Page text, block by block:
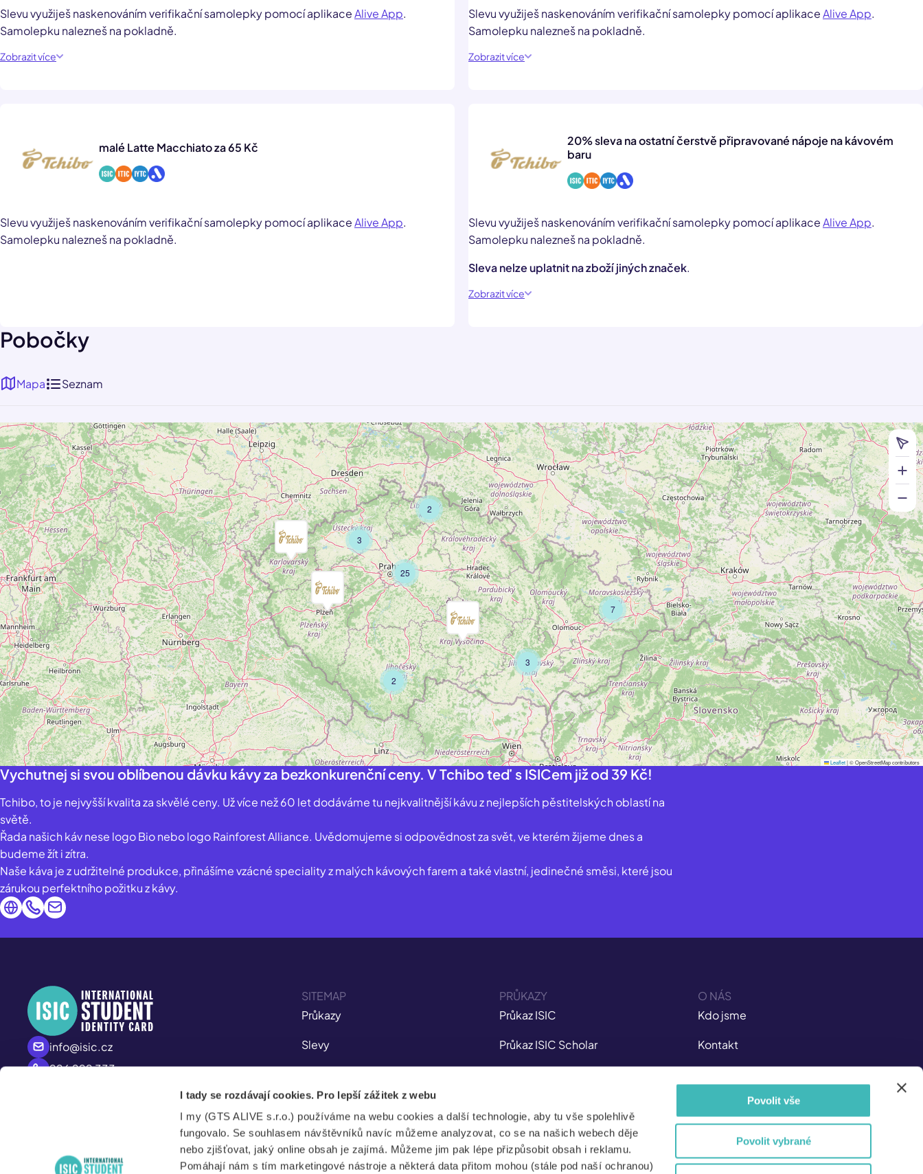
I tady se rozdávají cookies. Pro lepší zážitek z webu
I my (GTS ALIVE s.r.o.) používáme na webu cookies a další technologie, aby tu vše spolehlivě
fungovalo. Se souhlasem návštěvníků navíc můžeme analyzovat, co se na našich webech děje
nebo zjišťovat, jaký online obsah je zajímá. Můžeme jim pak lépe přizpůsobit obsah i reklamu.
Pomáhají nám s tím marketingové nástroje a některá data přitom mohou (stále pod naší ochranou)
Povolit vše
Povolit vybrané
Slevu využiješ naskenováním verifikační samolepky pomocí aplikaceAlive App.
Samolepku nalezneš na pokladně.
Zobrazit více
Slevu využiješ naskenováním verifikační samolepky pomocí aplikaceAlive App.
Samolepku nalezneš na pokladně.
Zobrazit více
malé Latte Macchiato za 65 Kč
Slevu využiješ naskenováním verifikační samolepky pomocí aplikaceAlive App.
Samolepku nalezneš na pokladně.
20% sleva na ostatní čerstvě připravované nápoje na kávovém
baru
Slevu využiješ naskenováním verifikační samolepky pomocí aplikaceAlive App.
Samolepku nalezneš na pokladně.
Sleva nelze uplatnit na zboží jiných značek.
Zobrazit více
Pobočky
Mapa Seznam
7
3
2
3
2
25
Leaflet|© OpenStreetMap contributors
Vychutnej si svou oblíbenou dávku kávy za bezkonkurenční ceny. V Tchibo teď s ISICem již od 39 Kč!
Tchibo, to je nejvyšší kvalita za skvělé ceny. Už více než 60 let dodáváme tu nejkvalitnější kávu z nejlepších pěstitelských oblastí na
světě.
Řada našich káv nese logo Bio nebo logo Rainforest Alliance. Uvědomujeme si odpovědnost za svět, ve kterém žijeme dnes a
budeme žít i zítra.
Naše káva je z udržitelné produkce, přinášíme vzácné speciality z malých kávových farem a také vlastní, jedinečné směsi, které jsou
zárukou perfektního požitku z kávy.
info@isic.cz
226 222 333
SITEMAP
Průkazy
Slevy
Aplikace
Student Jobs
FAQ
O NÁS
Kdo jsme
Kontakt
Dokumenty
Pro partnery
PRŮKAZY
Průkaz ISIC
Průkaz ISIC Scholar
Průkaz AliveID